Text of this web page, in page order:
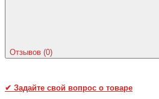
Отзывов (0)
✔ Задайте свой вопрос о товаре